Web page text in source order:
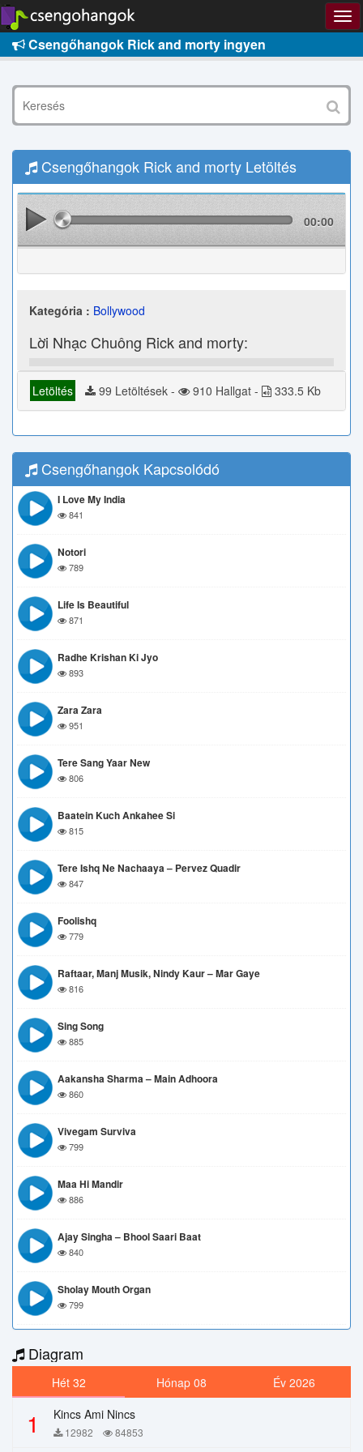
Csengőhangok Rick and morty ingyen
Csengőhangok Rick and morty Letöltés
00:00
Kategória : Bollywood
Lời Nhạc Chuông Rick and morty:
Letöltés 99 Letöltések - 910 Hallgat - 333.5 Kb
Csengőhangok Kapcsolódó
I Love My India
841
Notori
789
Life Is Beautiful
871
Radhe Krishan Ki Jyo
893
Zara Zara
951
Tere Sang Yaar New
806
Baatein Kuch Ankahee Si
815
Tere Ishq Ne Nachaaya – Pervez Quadir
847
Foolishq
779
Raftaar, Manj Musik, Nindy Kaur – Mar Gaye
816
Sing Song
885
Aakansha Sharma – Main Adhoora
860
Vivegam Surviva
799
Maa Hi Mandir
886
Ajay Singha – Bhool Saari Baat
840
Sholay Mouth Organ
799
Diagram
Hét 32 Hónap 08 Év 2026
1 Kincs Ami Nincs
12982 84853